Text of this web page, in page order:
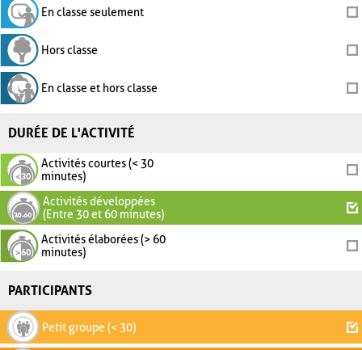
En classe seulement
Hors classe
En classe et hors classe
DURÉE DE L'ACTIVITÉ
Activités courtes (< 30
minutes)
Activités développées
(Entre 30 et 60 minutes)
Activités élaborées (> 60
minutes)
PARTICIPANTS
Petit groupe (< 30)